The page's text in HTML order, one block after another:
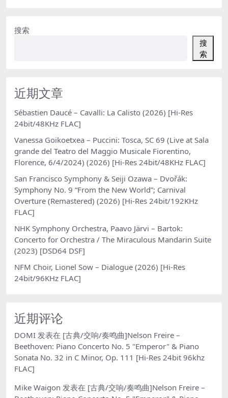
搜索
搜
索
近期文章
Sébastien Daucé – Cavalli: La Calisto (2026) [Hi-Res
24bit/48KHz FLAC]
Vanessa Goikoetxea – Puccini: Tosca, SC 69 (Live at Sala
grande del Teatro del Maggio Musicale Fiorentino,
Florence, 6/4/2024) (2026) [Hi-Res 24bit/48KHz FLAC]
San Francisco Symphony & Seiji Ozawa – Dvořák:
Symphony No. 9 “From the New World”; Carnival
Overture (Remastered) (2026) [Hi-Res 24bit/192KHz
FLAC]
NHK Symphony Orchestra, Paavo Järvi – Bartok:
Concerto for Orchestra / The Miraculous Mandarin Suite
(2023) [DSD64 DSF]
NFM Choir, Lionel Sow – Dialogue (2026) [Hi-Res
24bit/96KHz FLAC]
近期评论
DOMI 发表在 [古典/交响/奏鸣曲]Nelson Freire –
Beethoven: Piano Concerto No. 5 "Emperor" & Piano
Sonata No. 32 in C Minor, Op. 111 [Hi-Res 24bit 96khz
FLAC]
Mike Waigon 发表在 [古典/交响/奏鸣曲]Nelson Freire –